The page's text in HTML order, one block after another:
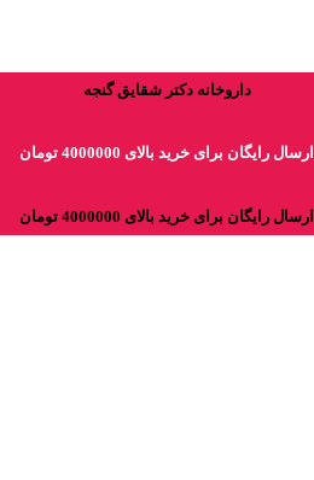
داروخانه دکتر شقایق گنجه
ارسال رایگان برای خرید بالای 4000000 تومان
ارسال رایگان برای خرید بالای 4000000 تومان